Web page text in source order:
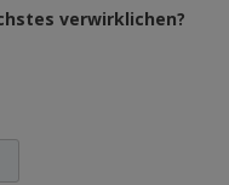
verwirklichen?